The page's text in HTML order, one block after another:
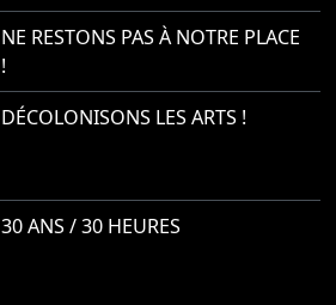
NE RESTONS PAS À NOTRE PLACE
!
DÉCOLONISONS LES ARTS !
30 ANS / 30 HEURES